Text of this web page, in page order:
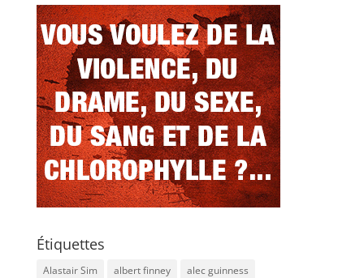
Étiquettes
Alastair Sim albert finney
alec guinness